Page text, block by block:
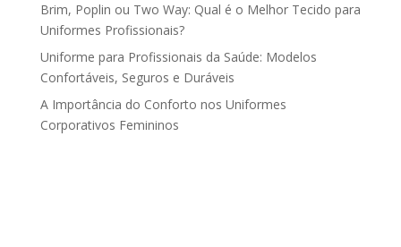
Brim, Poplin ou Two Way: Qual é o Melhor Tecido para
Uniformes Profissionais?
Uniforme para Profissionais da Saúde: Modelos
Confortáveis, Seguros e Duráveis
A Importância do Conforto nos Uniformes
Corporativos Femininos